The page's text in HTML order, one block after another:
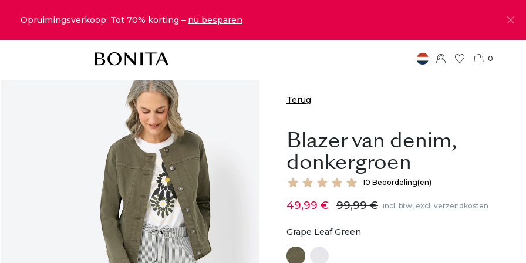
Opruimingsverkoop: Tot 70% korting – nu besparen
0
Terug
Blazer van denim,
donkergroen
10 Beoordeling(en)
49,99 € 99,99 € incl. btw, excl. verzendkosten
Grape Leaf Green